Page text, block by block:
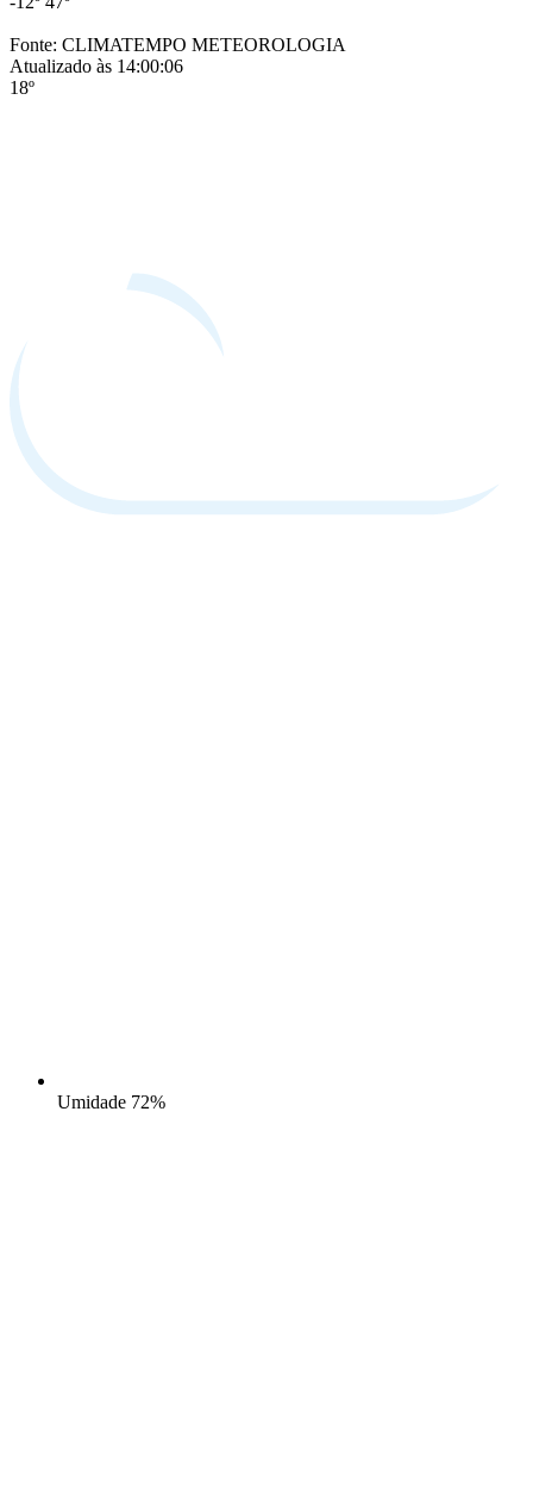
Fonte: CLIMATEMPO METEOROLOGIA
Atualizado às 14:00:06
18º
Umidade 72%